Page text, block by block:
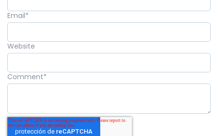
Email*
Website
Comment*